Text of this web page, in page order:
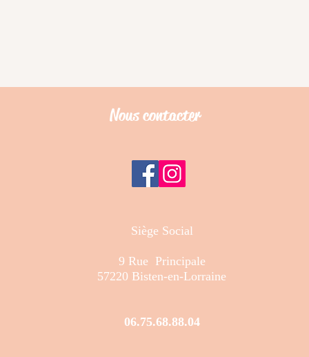
Nous contacter
Siège Social
9 Rue Principale
57220 Bisten-en-Lorraine
06.75.68.88.04